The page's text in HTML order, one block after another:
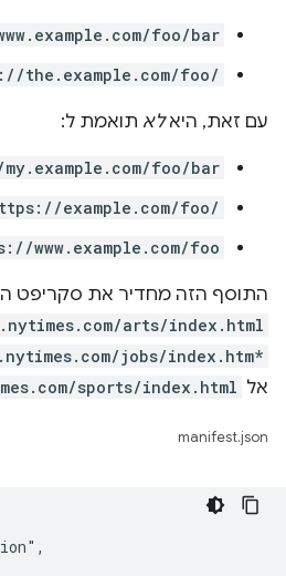
foo/bar
the.example.com/foo/
עם זאת, היאלא תואמת ל:
foo/bar
example.com/foo/
www.example.com/foo
התוסף הזה מחדיר את סקריפט
arts/index.html
jobs/index.htm*
אל sports/index.html
manifest.json